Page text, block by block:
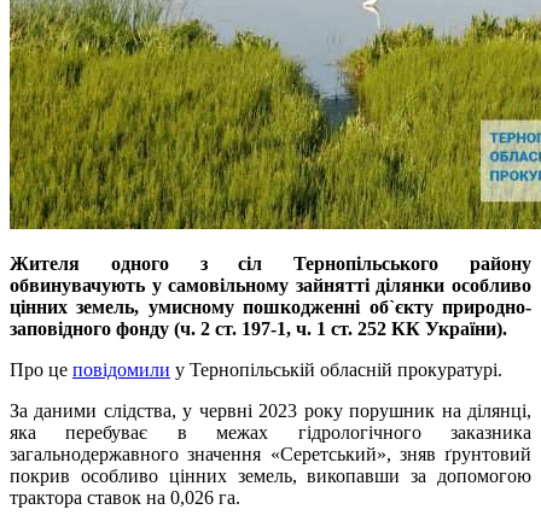
Жителя одного з сіл Тернопільського району
обвинувачують у самовільному зайнятті ділянки особливо
цінних земель, умисному пошкодженні об`єкту природно-
заповідного фонду (ч. 2 ст. 197-1, ч. 1 ст. 252 КК України).
Про це повідомили у Тернопільській обласній прокуратурі.
За даними слідства, у червні 2023 року порушник на ділянці,
яка перебуває в межах гідрологічного заказника
загальнодержавного значення «Серетський», зняв ґрунтовий
покрив особливо цінних земель, викопавши за допомогою
трактора ставок на 0,026 га.